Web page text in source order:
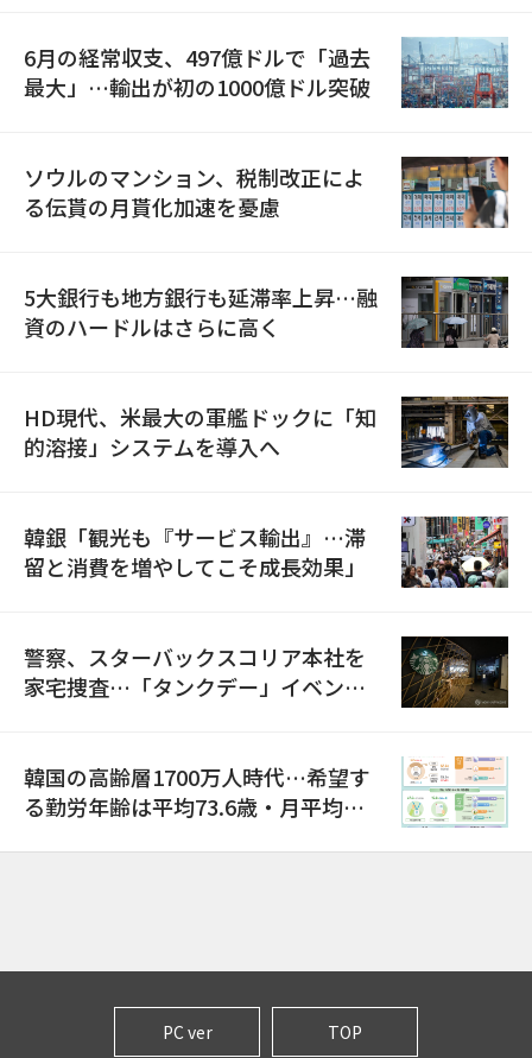
6月の経常収支、497億ドルで「過去
最大」…輸出が初の1000億ドル突破
ソウルのマンション、税制改正によ
る伝貰の月貰化加速を憂慮
5大銀行も地方銀行も延滞率上昇…融
資のハードルはさらに高く
HD現代、米最大の軍艦ドックに「知
的溶接」システムを導入へ
韓銀「観光も『サービス輸出』…滞
留と消費を増やしてこそ成長効果」
警察、スターバックスコリア本社を
家宅捜査…「タンクデー」イベント
韓国の高齢層1700万人時代…希望す
る勤労年齢は平均73.6歳・月平均賃
PC ver TOP